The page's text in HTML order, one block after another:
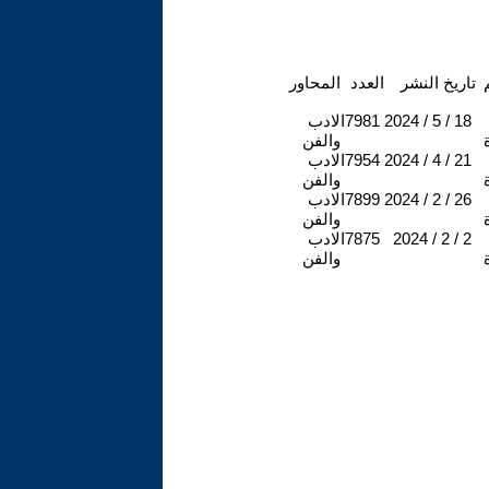
العدد تاريخ النشر
الادب
والفن
7981 2024 / 5 / 18
الادب
والفن
7954 2024 / 4 / 21
الادب
والفن
7899 2024 / 2 / 26
الادب
والفن
7875 2024 / 2 / 2